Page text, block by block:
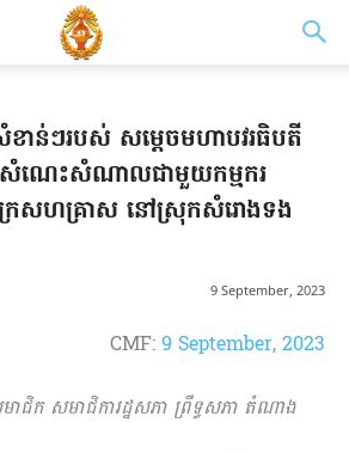
ន់ៗរបស់ សម្តេចមហាបវរធិបតី
ណេះសំណាលជាមួយកម្មករ
រសហគ្រាស នៅស្រុកសំរោងទង
9 September, 2023
CMF:9 September, 2023
ជិក សមាជិការដ្ឋសភា ព្រឹទ្ធសភា តំណាង